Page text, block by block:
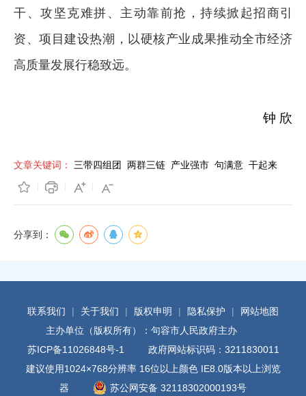
干、攻坚克难拼、主动靠前抢，持续掀起招商引
资、项目建设热潮，以硬核产业成果推动全市经济
高质量发展行稳致远。
钟 欣
文章关键词： 三带四组团 两群三链 产业强市 句满意 干起来
分享到：
联系我们 | 关于我们 | 版权申明 | 隐私保护 |
网站地图
主办单位（版权所有）：句容市人民政府主办
苏ICP备11026848号-1
政府网站标识码：3211830011
建议使用1024×768分辨率 16位以上颜色 IE8.0版本以上浏览
器
苏公网安备 32118302000193号